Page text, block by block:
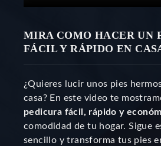
MIRA COMO HACER UN
FÁCIL Y RÁPIDO EN
¿Quieres lucir unos pies
casa? En este video te
pedicura fácil, rápido y
comodidad de tu hogar. Sigue
sencillo y transforma tus pies